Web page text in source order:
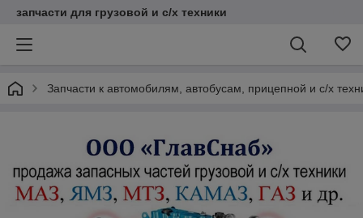
запчасти для грузовой и с/х техники
Запчасти к автомобилям, автобусам, прицепной и с/х